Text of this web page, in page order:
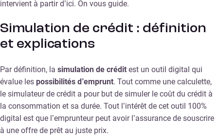
intervient à partir d’ici. On vous guide.
Simulation de crédit : définition
et explications
Par définition, la simulation de crédit est un outil digital qui
évalue les possibilités d’emprunt. Tout comme une calculette,
le simulateur de crédit a pour but de simuler le coût du crédit à
la consommation et sa durée. Tout l’intérêt de cet outil 100%
digital est que l’emprunteur peut avoir l’assurance de souscrire
à une offre de prêt au juste prix.